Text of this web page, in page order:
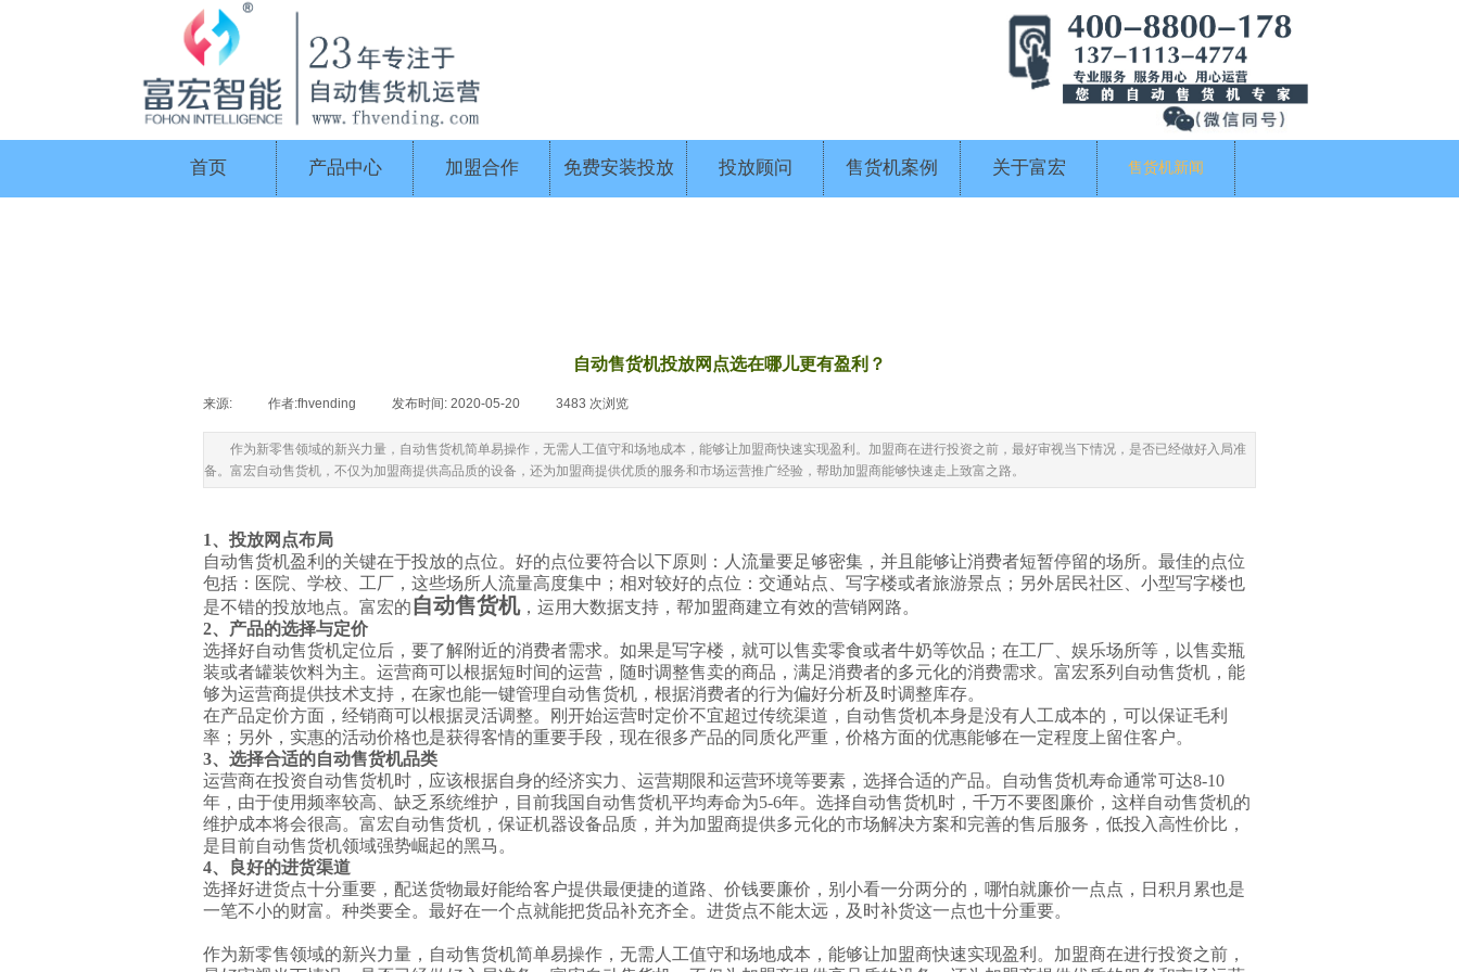
首页 产品中心 加盟合作 免费安装投放 投放顾问 售货机案例 关于富宏 售货机新闻
自动售货机投放网点选在哪儿更有盈利？
来源: 作者:fhvending 发布时间: 2020-05-20 3483 次浏览
作为新零售领域的新兴力量，自动售货机简单易操作，无需人工值守和场地成本，能够让加盟商快速实现盈利。加盟商在进行投资之前，最好审视当下情况，是否已经做好入局准
备。富宏自动售货机，不仅为加盟商提供高品质的设备，还为加盟商提供优质的服务和市场运营推广经验，帮助加盟商能够快速走上致富之路。
1、投放网点布局
自动售货机盈利的关键在于投放的点位。好的点位要符合以下原则：人流量要足够密集，并且能够让消费者短暂停留的场所。最佳的点位
包括：医院、学校、工厂，这些场所人流量高度集中；相对较好的点位：交通站点、写字楼或者旅游景点；另外居民社区、小型写字楼也
是不错的投放地点。富宏的自动售货机，运用大数据支持，帮加盟商建立有效的营销网路。
2、产品的选择与定价
选择好自动售货机定位后，要了解附近的消费者需求。如果是写字楼，就可以售卖零食或者牛奶等饮品；在工厂、娱乐场所等，以售卖瓶
装或者罐装饮料为主。运营商可以根据短时间的运营，随时调整售卖的商品，满足消费者的多元化的消费需求。富宏系列自动售货机，能
够为运营商提供技术支持，在家也能一键管理自动售货机，根据消费者的行为偏好分析及时调整库存。
在产品定价方面，经销商可以根据灵活调整。刚开始运营时定价不宜超过传统渠道，自动售货机本身是没有人工成本的，可以保证毛利
率；另外，实惠的活动价格也是获得客情的重要手段，现在很多产品的同质化严重，价格方面的优惠能够在一定程度上留住客户。
3、选择合适的自动售货机品类
运营商在投资自动售货机时，应该根据自身的经济实力、运营期限和运营环境等要素，选择合适的产品。自动售货机寿命通常可达8-10
年，由于使用频率较高、缺乏系统维护，目前我国自动售货机平均寿命为5-6年。选择自动售货机时，千万不要图廉价，这样自动售货机的
维护成本将会很高。富宏自动售货机，保证机器设备品质，并为加盟商提供多元化的市场解决方案和完善的售后服务，低投入高性价比，
是目前自动售货机领域强势崛起的黑马。
4、良好的进货渠道
选择好进货点十分重要，配送货物最好能给客户提供最便捷的道路、价钱要廉价，别小看一分两分的，哪怕就廉价一点点，日积月累也是
一笔不小的财富。种类要全。最好在一个点就能把货品补充齐全。进货点不能太远，及时补货这一点也十分重要。
作为新零售领域的新兴力量，自动售货机简单易操作，无需人工值守和场地成本，能够让加盟商快速实现盈利。加盟商在进行投资之前，